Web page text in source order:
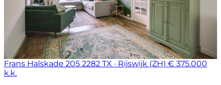
Frans Halskade 205 2282 TX · Rijswijk (ZH) € 375.000
k.k.